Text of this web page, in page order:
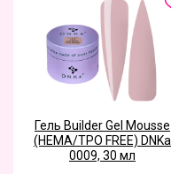
Гель Builder Gel Mousse
(HEMA/TPO FREE) DNKa
0009, 30 мл